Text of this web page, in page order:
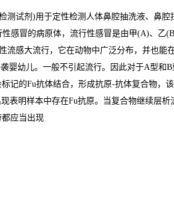
试剂)用于定性检测人体鼻腔抽洗液、鼻腔
感冒的病原体，流行性感冒是由甲(A)、
感大流行，它在动物中广泛分布，并也
婴幼儿。一般不引起流行。因此对于A型和
记的Fu抗体结合，形成抗原-抗体复合物
表明样本中存在Fu抗原。当复合物继续层
应当出现